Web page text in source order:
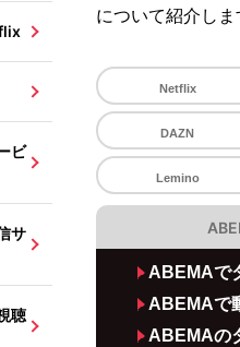
ビ
サ
聴
について紹介しま
Netflix
DAZN
Lemino
ABEMAで
ABEMAで
ABEMAの